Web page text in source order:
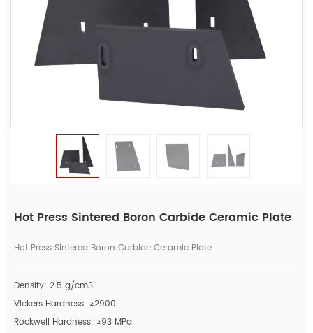
Hot Press Sintered Boron Carbide Ceramic Plate
Hot Press Sintered Boron Carbide Ceramic Plate
Density: 2.5 g/cm3
Vickers Hardness: ≥2900
Rockwell Hardness: ≥93 MPa